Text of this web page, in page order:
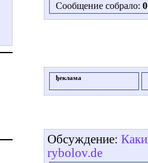
Сообщение собрало: 0
ђеклама
Обсуждение:
rybolov.de